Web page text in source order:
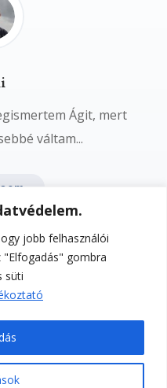
jobb felhasználói
"Elfogadás" gombra
süti
Ágit, mert
váltam...